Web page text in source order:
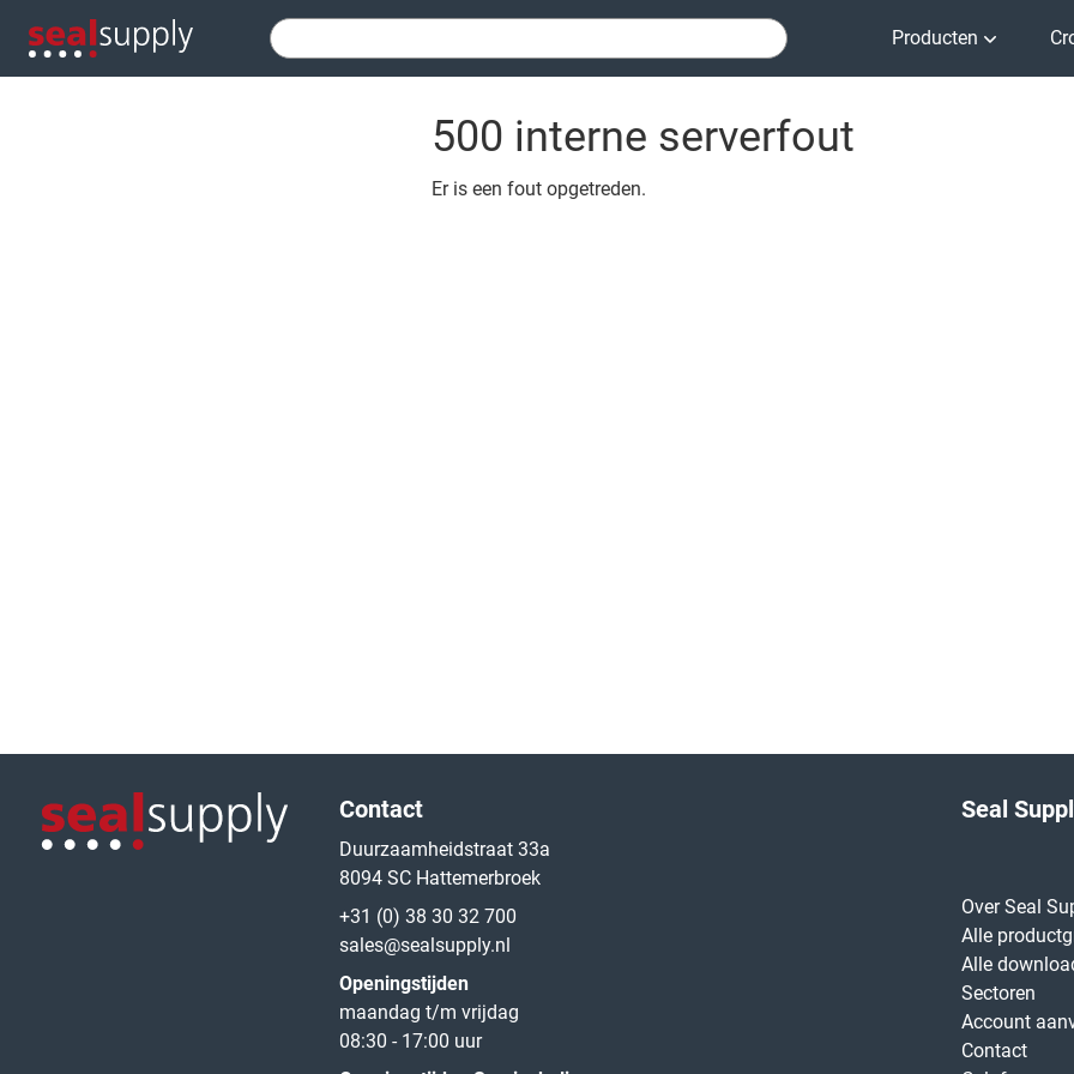
Producten
500 interne serverfout
Er is een fout opgetreden.
Contact
Duurzaamheidstraat 33a
8094 SC Hattemerbroek
+31 (0) 38 30 32 700
sales@sealsupply.nl
Openingstijden
maandag t/m vrijdag
08:30 - 17:00 uur
Seal
Over Seal
Alle
Alle
Sectoren
Account
Contact
Logo van de website